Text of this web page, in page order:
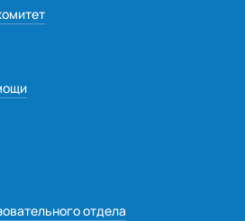
отдела